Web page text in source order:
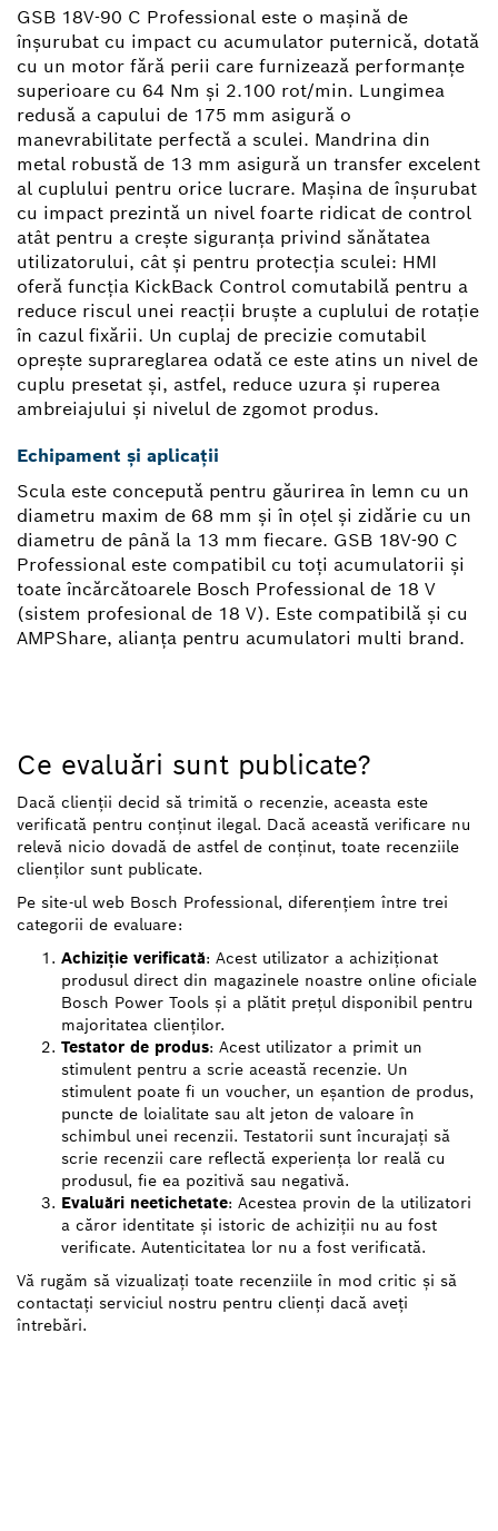
GSB 18V-90 C Professional este o maşină de
înşurubat cu impact cu acumulator puternică, dotată
cu un motor fără perii care furnizează performanţe
superioare cu 64 Nm şi 2.100 rot/min. Lungimea
redusă a capului de 175 mm asigură o
manevrabilitate perfectă a sculei. Mandrina din
metal robustă de 13 mm asigură un transfer excelent
al cuplului pentru orice lucrare. Maşina de înşurubat
cu impact prezintă un nivel foarte ridicat de control
atât pentru a creşte siguranţa privind sănătatea
utilizatorului, cât şi pentru protecţia sculei: HMI
oferă funcţia KickBack Control comutabilă pentru a
reduce riscul unei reacţii bruşte a cuplului de rotaţie
în cazul fixării. Un cuplaj de precizie comutabil
opreşte suprareglarea odată ce este atins un nivel de
cuplu presetat şi, astfel, reduce uzura şi ruperea
ambreiajului şi nivelul de zgomot produs.
Echipament și aplicații
Scula este concepută pentru găurirea în lemn cu un
diametru maxim de 68 mm şi în oţel şi zidărie cu un
diametru de până la 13 mm fiecare. GSB 18V-90 C
Professional este compatibil cu toţi acumulatorii şi
toate încărcătoarele Bosch Professional de 18 V
(sistem profesional de 18 V). Este compatibilă şi cu
AMPShare, alianţa pentru acumulatori multi brand.
Ce evaluări sunt publicate?
Dacă clienții decid să trimită o recenzie, aceasta este
verificată pentru conținut ilegal. Dacă această verificare nu
relevă nicio dovadă de astfel de conținut, toate recenziile
clienților sunt publicate.
Pe site-ul web Bosch Professional, diferențiem între trei
categorii de evaluare:
Achiziție verificată: Acest utilizator a achiziționat
produsul direct din magazinele noastre online oficiale
Bosch Power Tools și a plătit prețul disponibil pentru
majoritatea clienților.
Testator de produs: Acest utilizator a primit un
stimulent pentru a scrie această recenzie. Un
stimulent poate fi un voucher, un eșantion de produs,
puncte de loialitate sau alt jeton de valoare în
schimbul unei recenzii. Testatorii sunt încurajați să
scrie recenzii care reflectă experiența lor reală cu
produsul, fie ea pozitivă sau negativă.
Evaluări neetichetate: Acestea provin de la utilizatori
a căror identitate și istoric de achiziții nu au fost
verificate. Autenticitatea lor nu a fost verificată.
Vă rugăm să vizualizați toate recenziile în mod critic și să
contactați serviciul nostru pentru clienți dacă aveți
întrebări.